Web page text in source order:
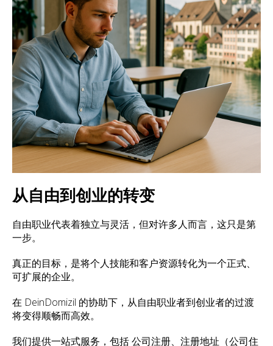
从自由到创业的转变
自由职业代表着独立与灵活，但对许多人而言，这只是第
一步。
真正的目标，是将个人技能和客户资源转化为一个正式、
可扩展的企业。
在 DeinDomizil 的协助下，从自由职业者到创业者的过渡
将变得顺畅而高效。
我们提供一站式服务，包括 公司注册、注册地址（公司住